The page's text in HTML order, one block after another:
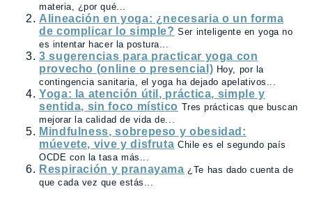
materia, ¿por qué...
Alineación en yoga: ¿necesaria o un forma
de complicar lo simple? Ser inteligente en yoga no
es intentar hacer la postura...
3 sugerencias para practicar yoga con
provecho (online o presencial) Hoy, por la
contingencia sanitaria, el yoga ha dejado apelativos...
Yoga: la atención útil, práctica, simple y
sentida, sin foco místico Tres prácticas que buscan
mejorar la calidad de vida de...
Mindfulness, sobrepeso y obesidad:
múevete, vive y disfruta Chile es el segundo país
OCDE con la tasa más...
Respiración y pranayama ¿Te has dado cuenta de
que cada vez que estás...